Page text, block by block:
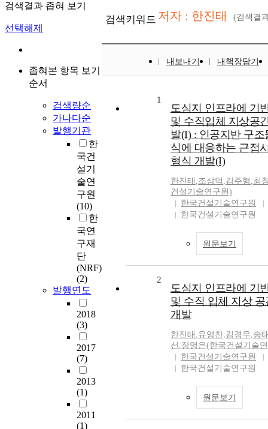
검색결과 좁혀 보기
선택해제
좁혀본 항목 보기
순서
검색량순
가나다순
발행기관
한
국건
설기
술연
구원
(10)
한
국연
구재
단
(NRF)
(2)
발행연도
2018
(3)
2017
(7)
2013
(1)
2011
(1)
검색키워드 저자 : 한진태 (검색결
내보내기 내책장담기
1
도심지 인프라에 기
및 수직입체 지상공
발(I) : 인공지반 구
식에 대응하는 근접
형식 개발(I)
한진태 ,조삼덕 ,김주형 ,최
건설기술연구원)
한국건설기술연구원
한국건설기술연구원
원문보기
2
도심지 인프라에 기
및 수직 입체 지상
개발
한진태 ,유영찬,김경우,송
선 ,장영은(한국건설기술
한국건설기술연구원
한국건설기술연구원
원문보기